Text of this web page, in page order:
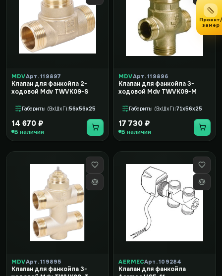
MDVАрт. 119897
Клапан для фанкойла 2-
ходовой Mdv TWVK09-S
Габариты (ВxШxГ) 56x56x25
14 670 ₽
В наличии
MDVАрт. 119896
Клапан для фанкойла 3-
ходовой Mdv TWVK09-M
Габариты (ВxШxГ) 71x56x25
17 730 ₽
В наличии
MDVАрт. 119895
Клапан для фанкойла 3-
AERMECАрт. 109284
Клапан для фанкойла
Проект/
замер